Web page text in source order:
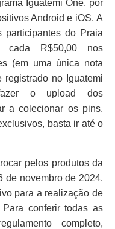
Iguatemi One, por
Android e iOS. A
participantes do Praia
R$50,00 nos
(em uma única nota
no Iguatemi
o upload dos
a colecionar os pins.
basta ir até o
pelos produtos da
de novembro de 2024.
para a realização de
conferir todas as
completo,